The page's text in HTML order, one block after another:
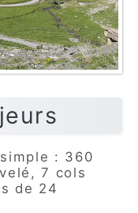
: 360
7 cols
de 24